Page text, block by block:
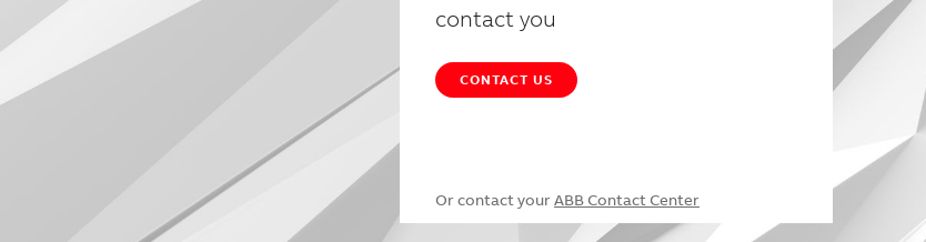
contact you
CONTACT US
Or contact your ABB Contact Center